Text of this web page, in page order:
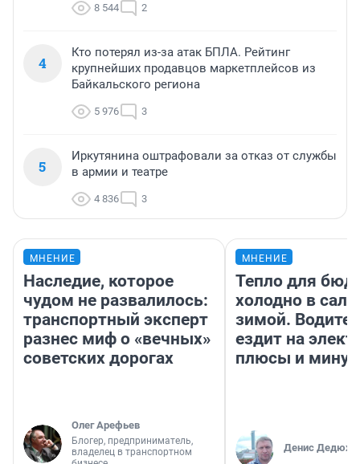
8 544 2
4
Кто потерял из-за атак БПЛА. Рейтинг
крупнейших продавцов маркетплейсов из
Байкальского региона
5 976 3
5
Иркутянина оштрафовали за отказ от службы
в армии и театре
4 836 3
МНЕНИЕ
Наследие, которое
чудом не развалилось:
транспортный эксперт
разнес миф о «вечных»
советских дорогах
Олег Арефьев
Блогер, предприниматель,
владелец в транспортном
МНЕНИЕ
Тепло для
холодно в
зимой.
ездит на
плюсы и
Денис